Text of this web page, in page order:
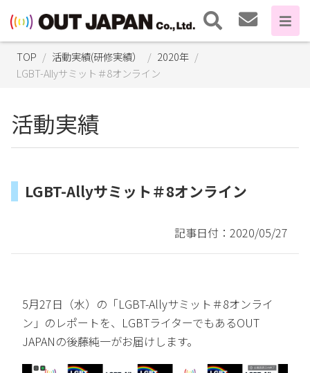
TOP 活動実績(研修実績）
2020年
LGBT-Allyサミット＃8オンライン
活動実績
LGBT-Allyサミット＃8オンライン
記事日付：2020/05/27
5月27日（水）の「LGBT-Allyサミット＃8オンライ
ン」のレポートを、LGBTライターでもあるOUT
JAPANの後藤純一がお届けします。